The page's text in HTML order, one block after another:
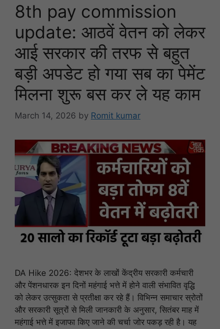
8th pay commission
update: आठवें वेतन को लेकर
आई सरकार की तरफ से बहुत
बड़ी अपडेट हो गया सब का पेमेंट
मिलना शुरू बस कर ले यह काम
March 14, 2026 by Romit kumar
DA Hike 2026: देशभर के लाखों केंद्रीय सरकारी कर्मचारी
और पेंशनधारक इन दिनों महंगाई भत्ते में होने वाली संभावित वृद्धि
को लेकर उत्सुकता से प्रतीक्षा कर रहे हैं। विभिन्न समाचार स्रोतों
और सरकारी सूत्रों से मिली जानकारी के अनुसार, सितंबर माह में
महंगाई भत्ते में इजाफा किए जाने की चर्चा जोर पकड़ रही है। यह